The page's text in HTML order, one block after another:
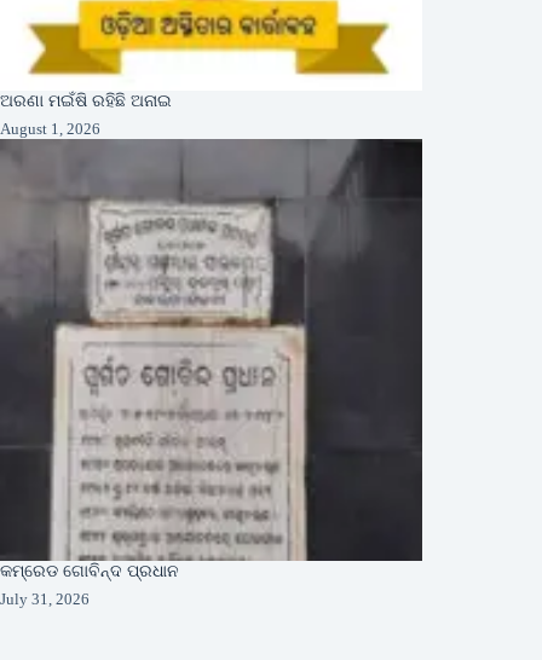
ଅରଣା ମଇଁଷି ରହିଛି ଅନାଇ
August 1, 2026
କମ୍ରେଡ ଗୋବିନ୍ଦ ପ୍ରଧାନ
July 31, 2026